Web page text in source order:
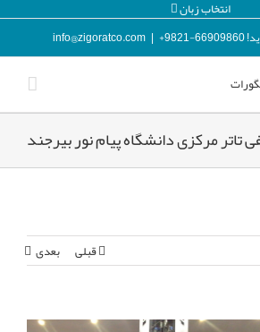
انتخاب زبان
|
info@zigoratco.com
تاتر مرکزی دانشگاه پیام نور بیرجند
قبلی بعدی